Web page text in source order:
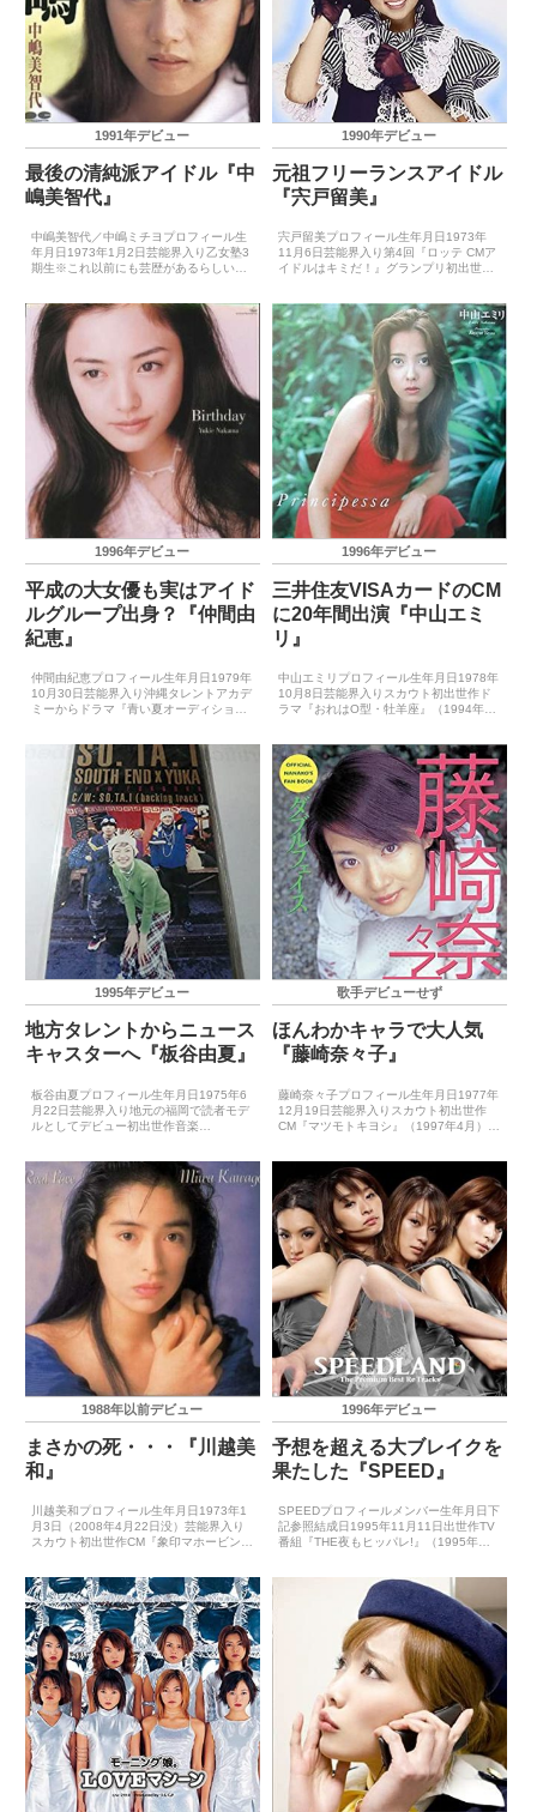
1991年デビュー
最後の清純派アイドル『中
嶋美智代』
中嶋美智代／中嶋ミチヨプロフィール生
年月日1973年1月2日芸能界入り乙女塾3
期生※これ以前にも芸歴があるらしいが
1月30日（赤い花束）主要音楽祭受賞歴
（最優...
1990年デビュー
元祖フリーランスアイドル
『宍戸留美』
宍戸留美プロフィール生年月日1973年
11月6日芸能界入り第4回『ロッテ CMア
イドルはキミだ！』グランプリ初出世作
ミック・ランデブー）主要音楽祭受賞歴
（最...
1996年デビュー
平成の大女優も実はアイド
ルグループ出身？『仲間由
紀恵』
仲間由紀恵プロフィール生年月日1979年
10月30日芸能界入り沖縄タレントアカデ
ミーからドラマ『青い夏オーディショ
6月24日（MOONLIGHT to DAYB...
1996年デビュー
三井住友VISAカードのCM
に20年間出演『中山エミ
リ』
中山エミリプロフィール生年月日1978年
10月8日芸能界入りスカウト初出世作ド
ラマ『おれはO型・牡羊座』（1994年10
21日（Private Eyes）主...
1995年デビュー
地方タレントからニュース
キャスターへ『板谷由夏』
板谷由夏プロフィール生年月日1975年6
月22日芸能界入り地元の福岡で読者モデ
ルとしてデビュー初出世作音楽
END×YUKAとして主要音楽祭受...
歌手デビューせず
ほんわかキャラで大人気
『藤崎奈々子』
藤崎奈々子プロフィール生年月日1977年
12月19日芸能界入りスカウト初出世作
CM『マツモトキヨシ』（1997年4月）
だ『黒幕&愛人』として主要音楽祭受賞
歴（最優...
1988年以前デビュー
まさかの死・・・『川越美
和』
川越美和プロフィール生年月日1973年1
月3日（2008年4月22日没）芸能界入り
スカウト初出世作CM『象印マホービン』
歴（最優秀新人賞）－主要...
1996年デビュー
予想を超える大ブレイクを
果たした『SPEED』
SPEEDプロフィールメンバー生年月日下
記参照結成日1995年11月11日出世作TV
番組『THE夜もヒッパレ!』（1995年）
賞）－主要音楽祭受賞歴（大賞）...